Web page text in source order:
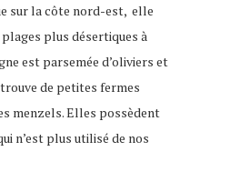
sur la côte nord-est, elle
plus désertiques à
est parsemée d’oliviers et
de petites fermes
menzels. Elles possèdent
n’est plus utilisé de nos